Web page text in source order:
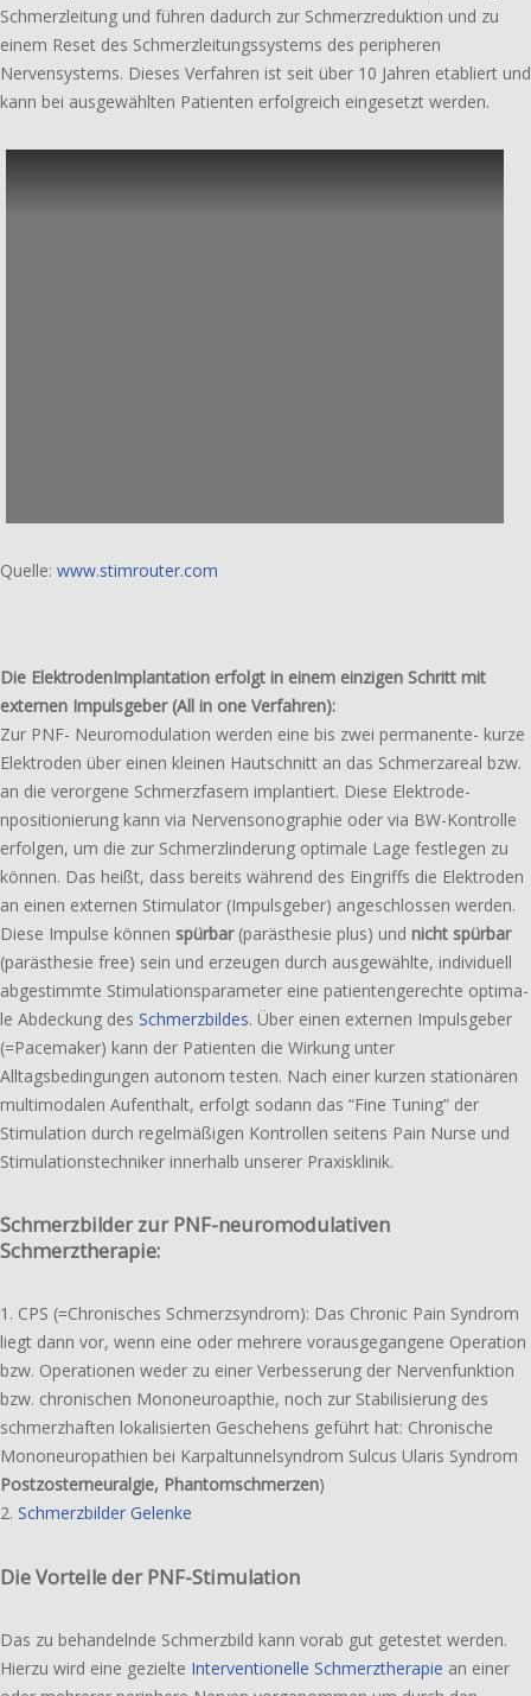
Schmerzleitung und führen dadurch zur Schmerzreduktion und zu
einem Reset des Schmerzleitungssystems des peri­phe­ren
Nervensystems. Dieses Verfahren ist seit über 10 Jahren etabliert und
kann bei ausge­wähl­ten Patienten erfolg­reich einge­setzt werden.
Quelle: www.stimrouter.com
Die ElektrodenImplantation erfolgt in einem einzi­gen Schritt mit
exter­nen Impulsgeber (All in one Verfahren):
Zur PNF- Neuromodulation werden eine bis zwei permanente- kurze
Elektroden über einen kleinen Hautschnitt an das Schmerzareal bzw.
an die veror­ge­ne Schmerzfasern implan­tiert. Diese Elektrode-
npositionierung kann via Nervensonographie oder via BW-Kontrolle
erfol­gen, um die zur Schmerzlinderung opti­ma­le Lage fest­le­gen zu
können. Das heißt, dass bereits während des Eingriffs die Elektroden
an einen exter­nen Stimulator (Impulsgeber) ange­schlos­sen werden.
Diese Impulse können spürbar(paräs­the­sie plus) und nicht spürbar
(paräs­the­sie free) sein und erzeu­gen durch ausge­wähl­te, indi­vi­du­ell
abge­stimm­te Stimulationsparameter eine pati­en­ten­ge­rech­te opti­ma­
le Abdeckung des Schmerzbildes. Über einen exter­nen Impulsgeber
(=Pacemaker) kann der Patienten die Wirkung unter
Alltagsbedingungen autonom testen. Nach einer kurzen statio­nä­ren
multi­moda­len Aufenthalt, erfolgt sodann das “Fine Tuning” der
Stimulation durch regel­mä­ßi­gen Kontrollen seitens Pain Nurse und
Stimulationstechniker inner­halb unserer Praxisklinik.
Schmerzbilder zur PNF-neuromodulativen
Schmerztherapie:
1. CPS (=Chronisches Schmerzsyndrom): Das Chronic Pain Syndrom
liegt dann vor, wenn eine oder mehrere voraus­ge­gan­ge­ne Operation
bzw. Operationen weder zu einer Verbesserung der Nervenfunktion
bzw. chro­ni­schen Mononeuroapthie, noch zur Stabilisierung des
schmerz­haf­ten loka­li­sier­ten Geschehens geführt hat: Chronische
Mononeuropathien bei Karpaltunnelsyndrom Sulcus Ularis Syndrom
Postzosterneuralgie, Phantomschmerzen)
2. Schmerzbilder Gelenke
Die Vorteile der PNF-Stimulation
Das zu behan­deln­de Schmerzbild kann vorab gut getes­tet werden.
Hierzu wird eine geziel­te Interventionelle Schmerztherapie an einer